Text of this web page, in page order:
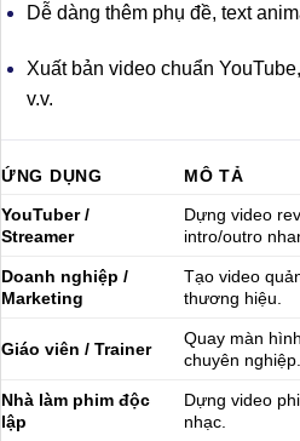
Dễ dàng thêm phụ đề, text
Xuất bản video chuẩn
v.v.
ỨNG DỤNG
MÔ TẢ
YouTuber /
Streamer
Dựng video
intro/outro
Doanh nghiệp /
Marketing
Tạo video
thương hiệu.
Giáo viên / Trainer
Quay màn
chuyên nghiệp.
Nhà làm phim độc
lập
Dựng video
nhạc.